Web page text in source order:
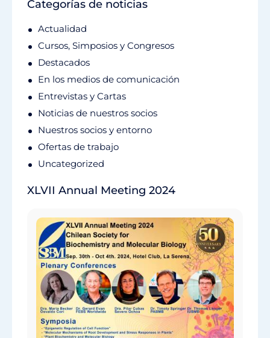
Categorías de noticias
Actualidad
Cursos, Simposios y Congresos
Destacados
En los medios de comunicación
Entrevistas y Cartas
Noticias de nuestros socios
Nuestros socios y entorno
Ofertas de trabajo
Uncategorized
XLVII Annual Meeting 2024